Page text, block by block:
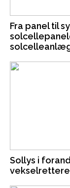
Fra panel til
Sollys i